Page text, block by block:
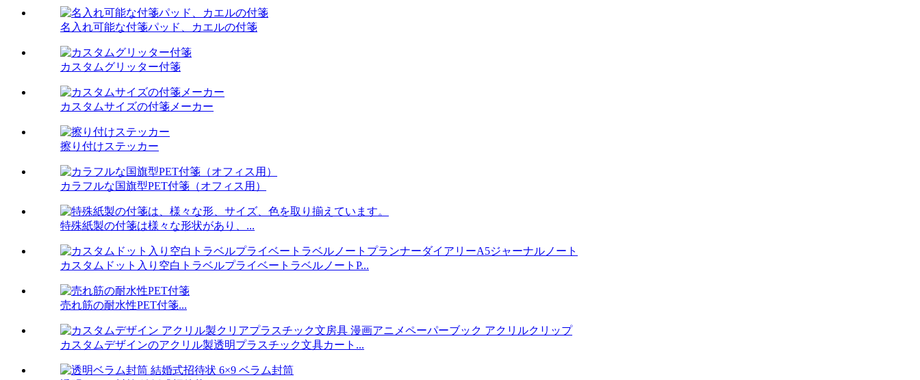
名入れ可能な付箋パッド、カエルの付箋
カスタムグリッター付箋
カスタムサイズの付箋メーカー
擦り付けステッカー
カラフルな国旗型PET付箋（オフィス用）
特殊紙製の付箋は様々な形状があり、...
カスタムドット入り空白トラベルプライベートラベルノートP...
売れ筋の耐水性PET付箋...
カスタムデザインのアクリル製透明プラスチック文具カート...